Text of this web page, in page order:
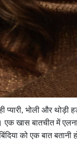
प्यारी, भोली और
खास बातचीत में
को एक बात